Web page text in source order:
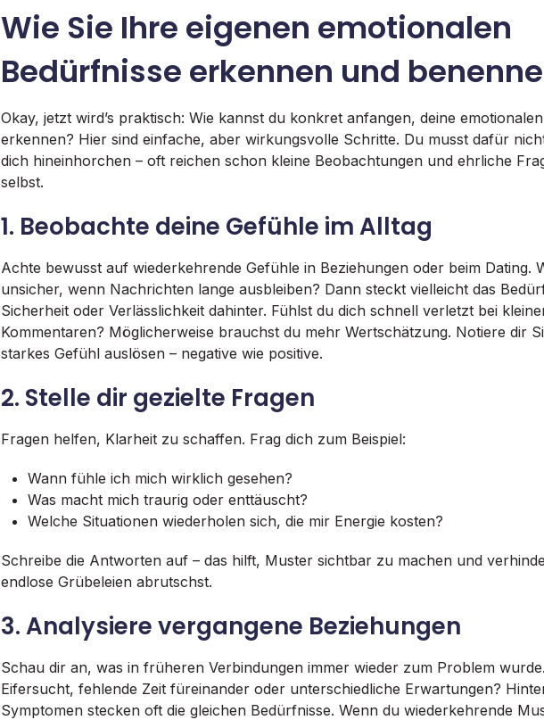
Wie Sie Ihre eigenen emotionalen
Bedürfnisse erkennen und
Okay, jetzt wird’s praktisch: Wie kannst du konkret anfangen, deine
erkennen? Hier sind einfache, aber wirkungsvolle Schritte. Du musst dafür
dich hineinhorchen – oft reichen schon kleine Beobachtungen und ehrliche
selbst.
1. Beobachte deine Gefühle im Alltag
Achte bewusst auf wiederkehrende Gefühle in Beziehungen oder beim Dating.
unsicher, wenn Nachrichten lange ausbleiben? Dann steckt vielleicht das
Sicherheit oder Verlässlichkeit dahinter. Fühlst du dich schnell verletzt bei
Kommentaren? Möglicherweise brauchst du mehr Wertschätzung. Notiere dir
starkes Gefühl auslösen – negative wie positive.
2. Stelle dir gezielte Fragen
Fragen helfen, Klarheit zu schaffen. Frag dich zum Beispiel:
Wann fühle ich mich wirklich gesehen?
Was macht mich traurig oder enttäuscht?
Welche Situationen wiederholen sich, die mir Energie kosten?
Schreibe die Antworten auf – das hilft, Muster sichtbar zu machen und
endlose Grübeleien abrutschst.
3. Analysiere vergangene Beziehungen
Schau dir an, was in früheren Verbindungen immer wieder zum Problem
Eifersucht, fehlende Zeit füreinander oder unterschiedliche Erwartungen?
Symptomen stecken oft die gleichen Bedürfnisse. Wenn du wiederkehrende